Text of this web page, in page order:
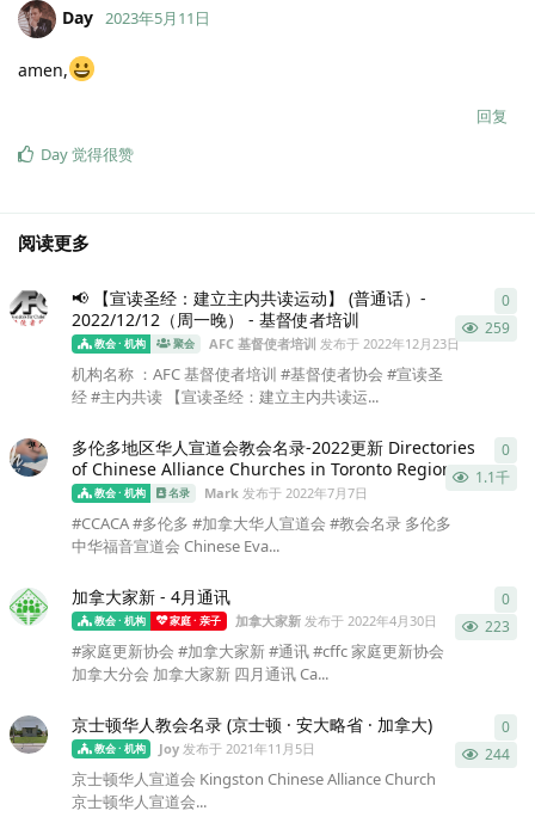
Day 2023年5月11日
amen,
回复
Day觉得很赞
阅读更多
📢 【宣读圣经：建立主内共读运动】 (普通话）-
2022/12/12（周一晚） - 基督使者培训
教会 · 机构 聚会 AFC 基督使者培训 发布于 2022年12月23日
259
机构名称 ：AFC 基督使者培训 #基督使者协会 #宣读圣
经 #主内共读 【宣读圣经：建立主内共读运...
0
多伦多地区华人宣道会教会名录-2022更新 Directories
of Chinese Alliance Churches in Toronto Region
教会 · 机构 名录 Mark 发布于 2022年7月7日
1.1千
#CCACA #多伦多 #加拿大华人宣道会 #教会名录 多伦多
中华福音宣道会 Chinese Eva...
0
加拿大家新 - 4月通讯
教会 · 机构 家庭 · 亲子 加拿大家新发布于 2022年4月30日 223
#家庭更新协会 #加拿大家新 #通讯 #cffc 家庭更新协会
加拿大分会 加拿大家新 四月通讯 Ca...
0
京士顿华人教会名录 (京士顿 · 安大略省 · 加拿大)
教会 · 机构 Joy 发布于 2021年11月5日 244
京士顿华人宣道会 Kingston Chinese Alliance Church
京士顿华人宣道会...
0